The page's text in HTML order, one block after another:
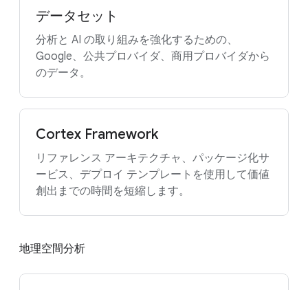
データセット
分析と AI の取り組みを強化するための、
Google、公共プロバイダ、商用プロバイダから
のデータ。
Cortex Framework
リファレンス アーキテクチャ、パッケージ化サ
ービス、デプロイ テンプレートを使用して価値
創出までの時間を短縮します。
地理空間分析